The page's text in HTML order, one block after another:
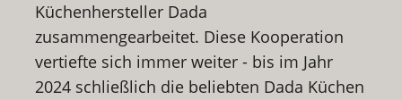
Küchenhersteller Dada
zusammengearbeitet. Diese Kooperation
vertiefte sich immer weiter - bis im Jahr
2024 schließlich die beliebten Dada Küchen